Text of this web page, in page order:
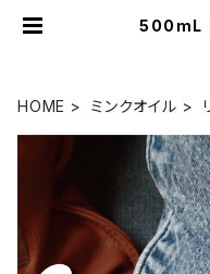
500mL
HOME ミンクオイル